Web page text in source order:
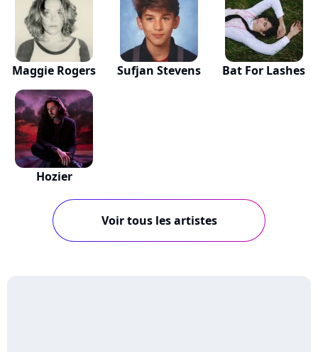
Maggie Rogers Sufjan Stevens Bat For Lashes
Hozier
Voir tous les artistes